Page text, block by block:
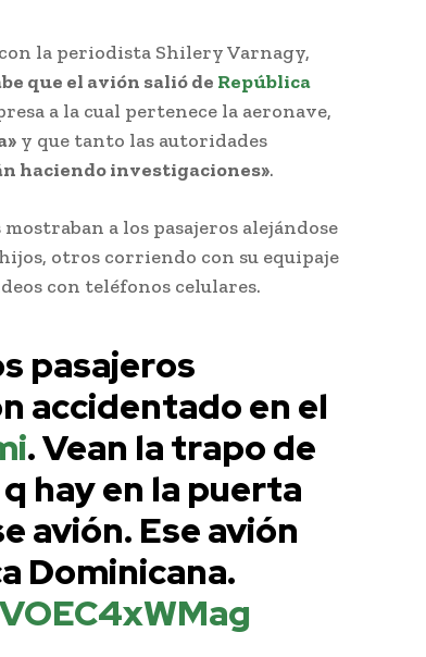
la periodista Shilery Varnagy,
que el avión salió de República
a la cual pertenece la aeronave,
y que tanto las autoridades
haciendo investigaciones».
a los pasajeros alejándose
otros corriendo con su equipaje
con teléfonos celulares.
pasajeros
accidentado en el
. Vean la trapo de
hay en la puerta
avión. Ese avión
Dominicana.